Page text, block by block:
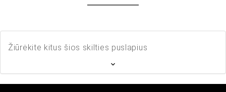
Žiūrėkite kitus šios skilties puslapius